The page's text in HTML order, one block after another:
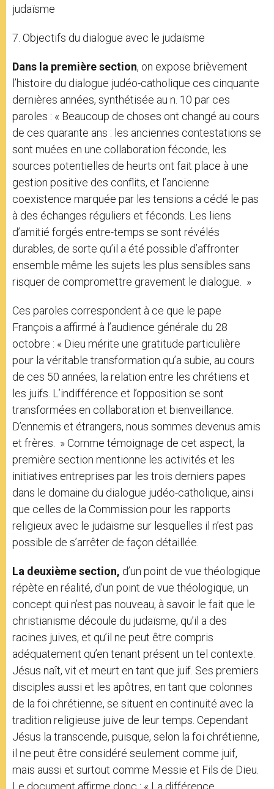
judaïsme
7. Objectifs du dialogue avec le judaïsme
Dans la première section, on expose brièvement
l’histoire du dialogue judéo-catholique ces cinquante
dernières années, synthétisée au n. 10 par ces
paroles : « Beaucoup de choses ont changé au cours
de ces quarante ans : les anciennes contestations se
sont muées en une collaboration féconde, les
sources potentielles de heurts ont fait place à une
gestion positive des conflits, et l’ancienne
coexistence marquée par les tensions a cédé le pas
à des échanges réguliers et féconds. Les liens
d’amitié forgés entre-temps se sont révélés
durables, de sorte qu’il a été possible d’affronter
ensemble même les sujets les plus sensibles sans
risquer de compromettre gravement le dialogue. »
Ces paroles correspondent à ce que le pape
François a affirmé à l’audience générale du 28
octobre : « Dieu mérite une gratitude particulière
pour la véritable transformation qu’a subie, au cours
de ces 50 années, la relation entre les chrétiens et
les juifs. L’indifférence et l’opposition se sont
transformées en collaboration et bienveillance.
D’ennemis et étrangers, nous sommes devenus amis
et frères. » Comme témoignage de cet aspect, la
première section mentionne les activités et les
initiatives entreprises par les trois derniers papes
dans le domaine du dialogue judéo-catholique, ainsi
que celles de la Commission pour les rapports
religieux avec le judaïsme sur lesquelles il n’est pas
possible de s’arrêter de façon détaillée.
La deuxième section, d’un point de vue théologique
répète en réalité, d’un point de vue théologique, un
concept qui n’est pas nouveau, à savoir le fait que le
christianisme découle du judaïsme, qu’il a des
racines juives, et qu’il ne peut être compris
adéquatement qu’en tenant présent un tel contexte.
Jésus naît, vit et meurt en tant que juif. Ses premiers
disciples aussi et les apôtres, en tant que colonnes
de la foi chrétienne, se situent en continuité avec la
tradition religieuse juive de leur temps. Cependant
Jésus la transcende, puisque, selon la foi chrétienne,
il ne peut être considéré seulement comme juif,
mais aussi et surtout comme Messie et Fils de Dieu.